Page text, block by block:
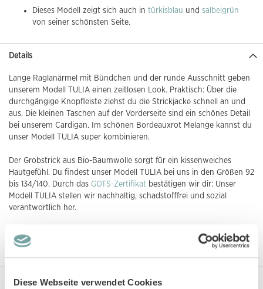
Diese Webseite verwendet Cookies
Dieses Modell zeigt sich auch in türkisblau und salbeigrün
von seiner schönsten Seite.
Details
Lange Raglanärmel mit Bündchen und der runde Ausschnitt geben
unserem Modell TULIA einen zeitlosen Look. Praktisch: Über die
durchgängige Knopfleiste ziehst du die Strickjacke schnell an und
aus. Die kleinen Taschen auf der Vorderseite sind ein schönes Detail
bei unserem Cardigan. Im schönen Bordeauxrot Melange kannst du
unser Modell TULIA super kombinieren.
Der Grobstrick aus Bio-Baumwolle sorgt für ein kissenweiches
Hautgefühl. Du findest unser Modell TULIA bei uns in den Größen 92
bis 134/140. Durch das GOTS-Zertifikat bestätigen wir dir: Unser
Modell TULIA stellen wir nachhaltig, schadstofffrei und sozial
verantwortlich her.
unser Modell
Weitere Informationen